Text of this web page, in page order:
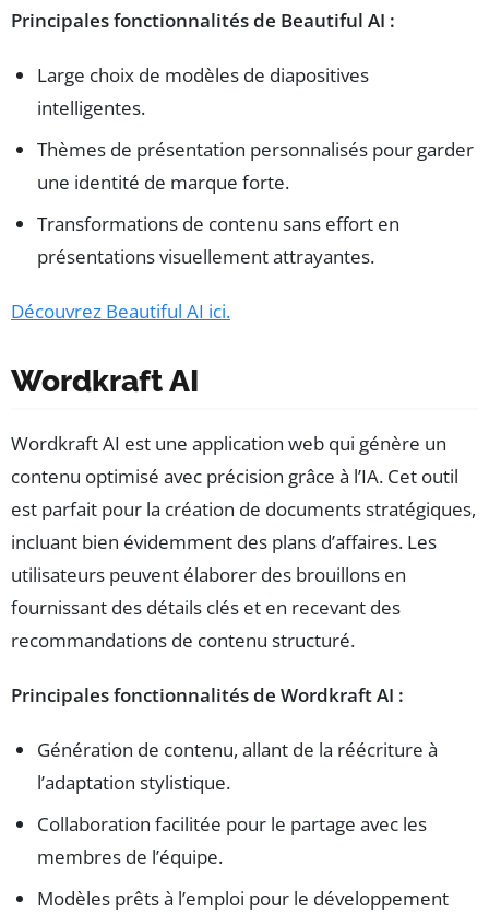
Principales fonctionnalités de Beautiful AI :
Large choix de modèles de diapositives
intelligentes.
Thèmes de présentation personnalisés pour garder
une identité de marque forte.
Transformations de contenu sans effort en
présentations visuellement attrayantes.
Découvrez Beautiful AI ici.
Wordkraft AI
Wordkraft AI est une application web qui génère un
contenu optimisé avec précision grâce à l’IA. Cet outil
est parfait pour la création de documents stratégiques,
incluant bien évidemment des plans d’affaires. Les
utilisateurs peuvent élaborer des brouillons en
fournissant des détails clés et en recevant des
recommandations de contenu structuré.
Principales fonctionnalités de Wordkraft AI :
Génération de contenu, allant de la réécriture à
l’adaptation stylistique.
Collaboration facilitée pour le partage avec les
membres de l’équipe.
Modèles prêts à l’emploi pour le développement